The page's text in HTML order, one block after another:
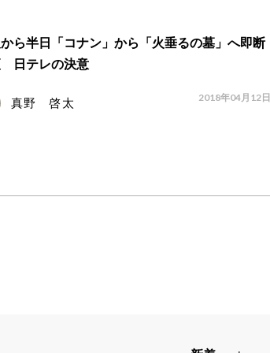
ら半日「コナン」から「火垂るの墓」へ即断
日テレの決意
真野 啓太 2018年04月12日